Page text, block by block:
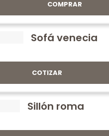
COMPRAR
Sofá venecia
COTIZAR
Sillón roma